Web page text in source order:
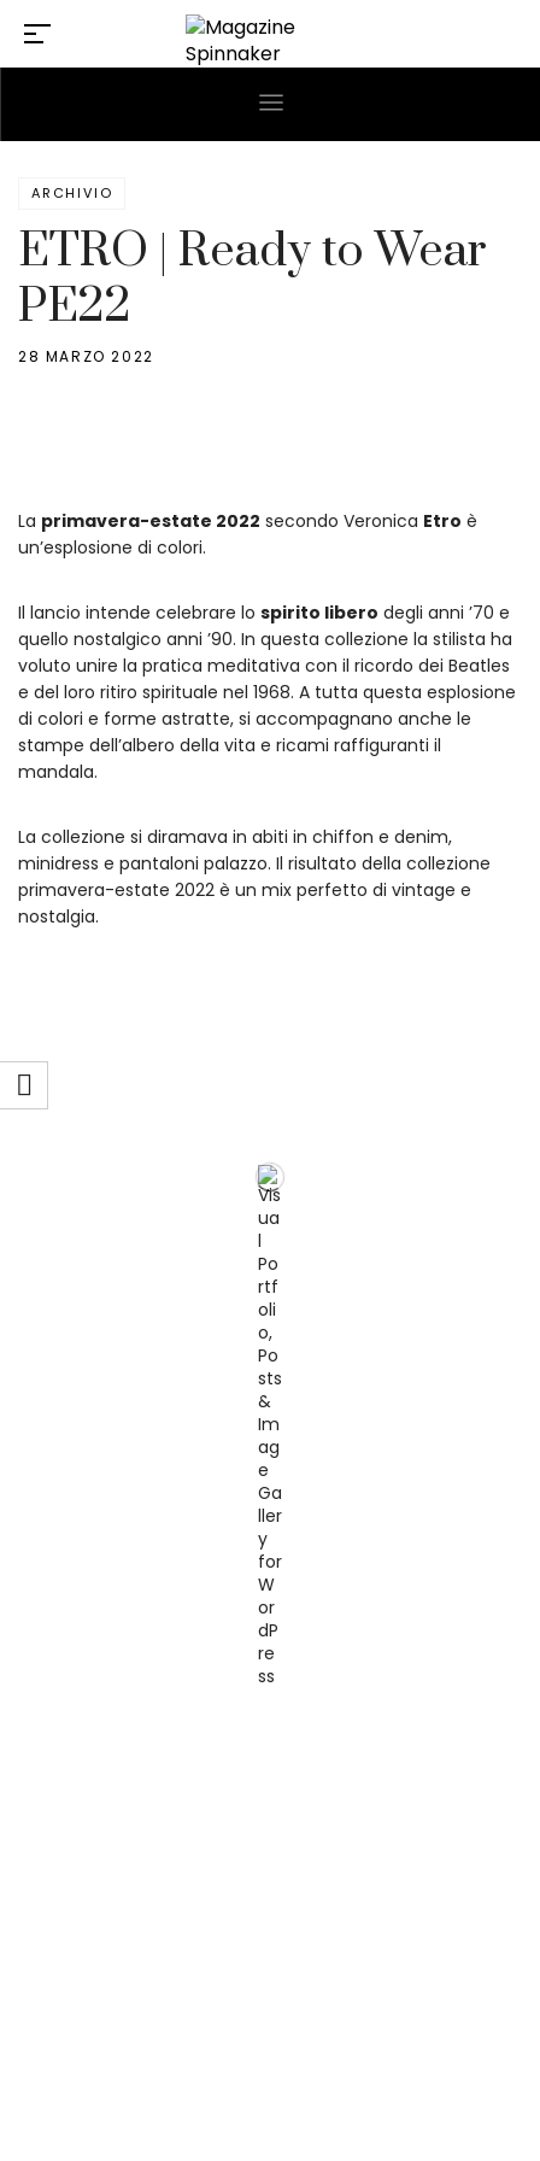
ARCHIVIO
ETRO | Ready to Wear
PE22
28 MARZO 2022
La primavera-estate 2022 secondo Veronica Etro è
un’esplosione di colori.
Il lancio intende celebrare lo spirito libero degli anni ’70 e
quello nostalgico anni ’90. In questa collezione la stilista ha
voluto unire la pratica meditativa con il ricordo dei Beatles
e del loro ritiro spirituale nel 1968. A tutta questa esplosione
di colori e forme astratte, si accompagnano anche le
stampe dell’albero della vita e ricami raffiguranti il
mandala.
La collezione si diramava in abiti in chiffon e denim,
minidress e pantaloni palazzo. Il risultato della collezione
primavera-estate 2022 è un mix perfetto di vintage e
nostalgia.